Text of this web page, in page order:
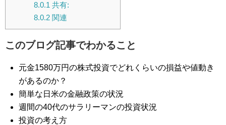
8.0.1 共有:
8.0.2関連
このブログ記事でわかること
元金1580万円の株式投資でどれくらいの損益や値動き
があるのか？
簡単な日米の金融政策の状況
週間の40代のサラリーマンの投資状況
投資の考え方